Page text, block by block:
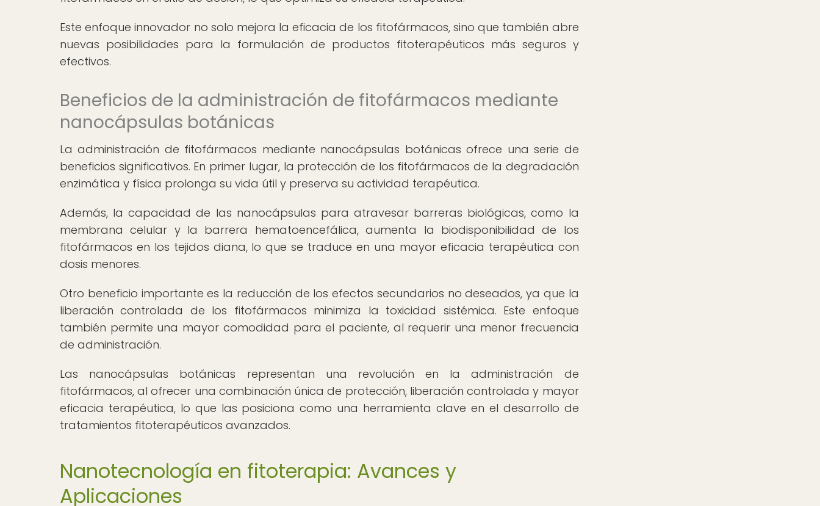
Este enfoque innovador no solo mejora la eficacia de los fitofármacos, sino que también abre
nuevas posibilidades para la formulación de productos fitoterapéuticos más seguros y
efectivos.
Beneficios de la administración de fitofármacos mediante
nanocápsulas botánicas
La administración de fitofármacos mediante nanocápsulas botánicas ofrece una serie de
beneficios significativos. En primer lugar, la protección de los fitofármacos de la degradación
enzimática y física prolonga su vida útil y preserva su actividad terapéutica.
Además, la capacidad de las nanocápsulas para atravesar barreras biológicas, como la
membrana celular y la barrera hematoencefálica, aumenta la biodisponibilidad de los
fitofármacos en los tejidos diana, lo que se traduce en una mayor eficacia terapéutica con
dosis menores.
Otro beneficio importante es la reducción de los efectos secundarios no deseados, ya que la
liberación controlada de los fitofármacos minimiza la toxicidad sistémica. Este enfoque
también permite una mayor comodidad para el paciente, al requerir una menor frecuencia
de administración.
Las nanocápsulas botánicas representan una revolución en la administración de
fitofármacos, al ofrecer una combinación única de protección, liberación controlada y mayor
eficacia terapéutica, lo que las posiciona como una herramienta clave en el desarrollo de
tratamientos fitoterapéuticos avanzados.
Nanotecnología en fitoterapia: Avances y
Aplicaciones